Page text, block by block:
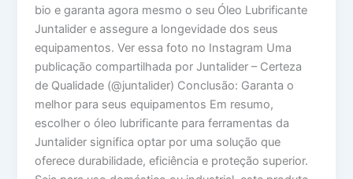
bio e garanta agora mesmo o seu Óleo Lubrificante
Juntalider e assegure a longevidade dos seus
equipamentos. Ver essa foto no Instagram Uma
publicação compartilhada por Juntalider – Certeza
de Qualidade (@juntalider) Conclusão: Garanta o
melhor para seus equipamentos Em resumo,
escolher o óleo lubrificante para ferramentas da
Juntalider significa optar por uma solução que
oferece durabilidade, eficiência e proteção superior.